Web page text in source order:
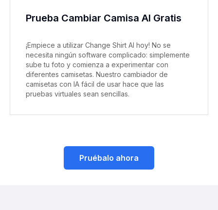
Prueba Cambiar Camisa AI Gratis
¡Empiece a utilizar Change Shirt AI hoy! No se
necesita ningún software complicado: simplemente
sube tu foto y comienza a experimentar con
diferentes camisetas. Nuestro cambiador de
camisetas con IA fácil de usar hace que las
pruebas virtuales sean sencillas.
Pruébalo ahora